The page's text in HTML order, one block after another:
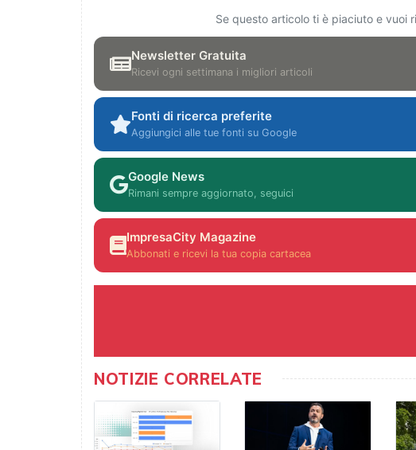
Se questo articolo ti è piaciuto e vuoi
Newsletter Gratuita
Ricevi ogni settimana i migliori articoli
Fonti di ricerca preferite
Aggiungici alle tue fonti su Google
Google News
Rimani sempre aggiornato, seguici
ImpresaCity Magazine
Abbonati e ricevi la tua copia cartacea
NOTIZIE CORRELATE